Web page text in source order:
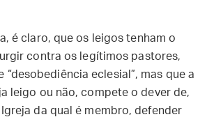
é claro, que os leigos tenham o
contra os legítimos pastores,
“desobediência eclesial”, mas que a
leigo ou não, compete o dever de,
da qual é membro, defender